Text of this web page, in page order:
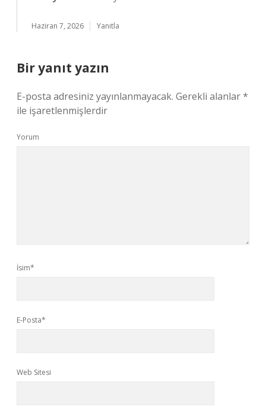
Haziran 7, 2026 Yanıtla
Bir yanıt yazın
E-posta adresiniz yayınlanmayacak. Gerekli alanlar*
ile işaretlenmişlerdir
Yorum
İsim*
E-Posta*
Web Sitesi